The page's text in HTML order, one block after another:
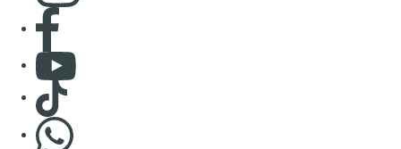
Consulter page Facebook
Consulter Youtube
Consulter TikTok